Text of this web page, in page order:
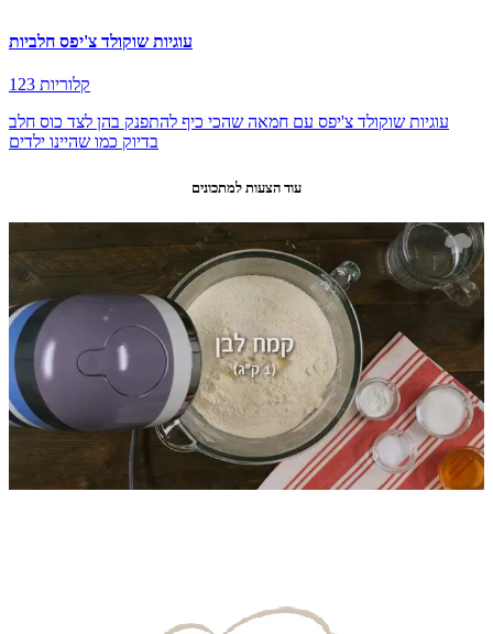
עוגיות שוקולד צ'יפס חלביות
123 קלוריות
עוגיות שוקולד צ'יפס עם חמאה שהכי כיף להתפנק בהן לצד כוס חלב
בדיוק כמו שהיינו ילדים
עוד הצעות למתכונים